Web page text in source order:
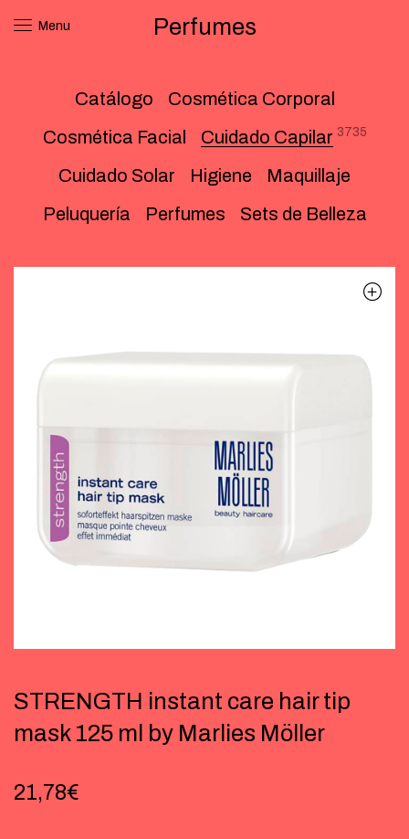
Menu Perfumes
Catálogo
Cosmética Corporal
Cosmética Facial
Cuidado Capilar 3735
Cuidado Solar Higiene
Maquillaje
Peluquería
Perfumes Sets de Belleza
STRENGTH instant care hair tip
mask 125 ml by Marlies Möller
21,78€